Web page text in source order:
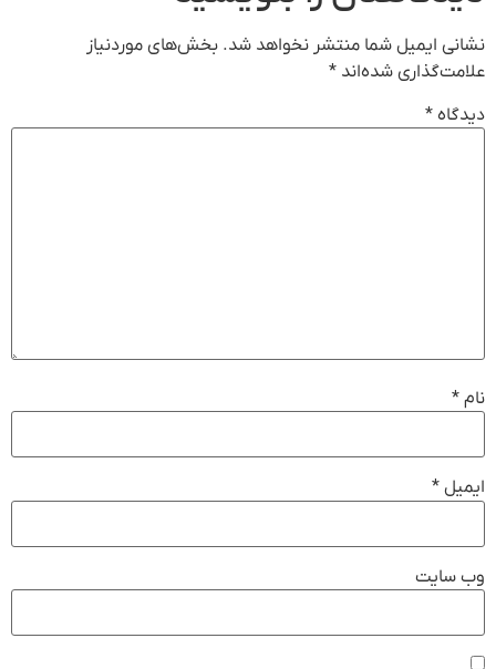
نشانی ایمیل شما منتشر نخواهد شد. بخش‌های موردنیاز
علامت‌گذاری شده‌اند *
دیدگاه *
نام *
ایمیل *
وب‌ سایت